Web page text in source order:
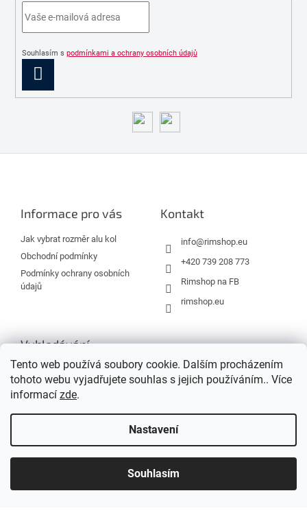
Tento web používá soubory cookie. Dalším procházením
tohoto webu vyjadřujete souhlas s jejich používáním.. Více
informací zde.
Nastavení
Souhlasím
Souhlasím s podmínkami a ochrany osobních údajů
SE
Informace pro vás
Jak vybrat rozměr alu kol
Obchodní podmínky
Podmínky ochrany osobních
údajů
Kontakt
info@rimshop.eu
+420 739 208 773
Rimshop na FB
rimshop.eu
Vyhledávání
HLEDAT
Vytvořil Shoptet